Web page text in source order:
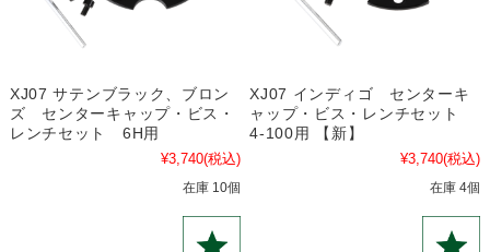
XJ07 サテンブラック、ブロン
ズ センターキャップ・ビス・
レンチセット 6H用
¥3,740(税込)
在庫 10個
XJ07 インディゴ センターキ
ャップ・ビス・レンチセット
4-100用 【新】
¥3,740(税込)
在庫 4個